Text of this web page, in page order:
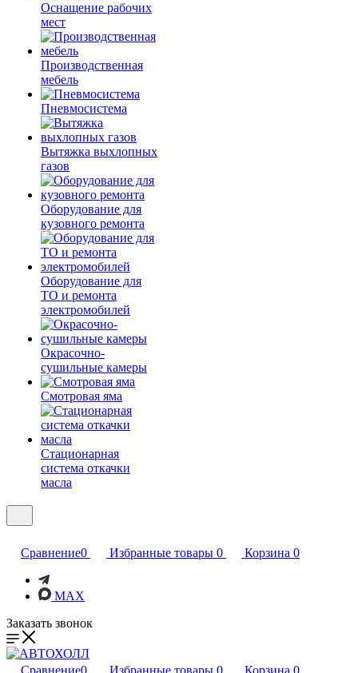
Оснащение рабочих
мест
Производственная
мебель
Пневмосистема
Вытяжка выхлопных
газов
Оборудование для
кузовного ремонта
Оборудование для
ТО и ремонта
электромобилей
Окрасочно-
сушильные камеры
Смотровая яма
Стационарная
система откачки
масла
Сравнение0 Избранные товары 0 Корзина 0
MAX
Заказать звонок
Сравнение0 Избранные товары 0 Корзина 0